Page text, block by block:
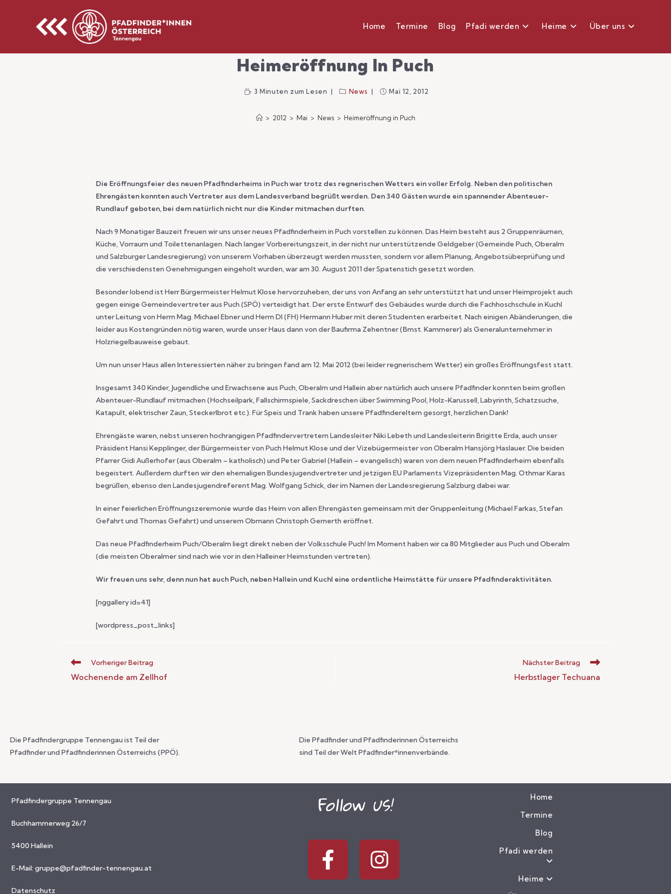
Home Termine Blog Pfadi werden Heime Über uns
Heimeröffnung In Puch
3 Minuten zum Lesen News Mai 12, 2012
> 2012 > Mai > News > Heimeröffnung in Puch
Die Eröffnungsfeier des neuen Pfadfinderheims in Puch war trotz des regnerischen Wetters ein voller Erfolg. Neben den politischen
Ehrengästen konnten auch Vertreter aus dem Landesverband begrüßt werden. Den 340 Gästen wurde ein spannender Abenteuer-
Rundlauf geboten, bei dem natürlich nicht nur die Kinder mitmachen durften.
Nach 9 Monatiger Bauzeit freuen wir uns unser neues Pfadfinderheim in Puch vorstellen zu können. Das Heim besteht aus 2 Gruppenräumen,
Küche, Vorraum und Toilettenanlagen. Nach langer Vorbereitungszeit, in der nicht nur unterstützende Geldgeber (Gemeinde Puch, Oberalm
und Salzburger Landesregierung) von unserem Vorhaben überzeugt werden mussten, sondern vor allem Planung, Angebotsüberprüfung und
die verschiedensten Genehmigungen eingeholt wurden, war am 30. August 2011 der Spatenstich gesetzt worden.
Besonder lobend ist Herr Bürgermeister Helmut Klose hervorzuheben, der uns von Anfang an sehr unterstützt hat und unser Heimprojekt auch
gegen einige Gemeindevertreter aus Puch (SPÖ) verteidigt hat. Der erste Entwurf des Gebäudes wurde durch die Fachhoschschule in Kuchl
unter Leitung von Herrn Mag. Michael Ebner und Herrn DI (FH) Hermann Huber mit deren Studenten erarbeitet. Nach einigen Abänderungen, die
leider aus Kostengründen nötig waren, wurde unser Haus dann von der Baufirma Zehentner (Bmst. Kammerer) als Generalunternehmer in
Holzriegelbauweise gebaut.
Um nun unser Haus allen Interessierten näher zu bringen fand am 12. Mai 2012 (bei leider regnerischem Wetter) ein großes Eröffnungsfest statt.
Insgesamt 340 Kinder, Jugendliche und Erwachsene aus Puch, Oberalm und Hallein aber natürlich auch unsere Pfadfinder konnten beim großen
Abenteuer-Rundlauf mitmachen (Hochseilpark, Fallschirmspiele, Sackdreschen über Swimming Pool, Holz-Karussell, Labyrinth, Schatzsuche,
Katapult, elektrischer Zaun, Steckerlbrot etc.). Für Speis und Trank haben unsere Pfadfindereltern gesorgt, herzlichen Dank!
Ehrengäste waren, nebst unseren hochrangigen Pfadfindervertretern Landesleiter Niki Lebeth und Landesleiterin Brigitte Erda, auch unser
Präsident Hansi Kepplinger, der Bürgermeister von Puch Helmut Klose und der Vizebügermeister von Oberalm Hansjörg Haslauer. Die beiden
Pfarrer Gidi Außerhofer (aus Oberalm – katholisch) und Peter Gabriel (Hallein – evangelisch) waren von dem neuen Pfadfinderheim ebenfalls
begeistert. Außerdem durften wir den ehemaligen Bundesjugendvertreter und jetzigen EU Parlaments Vizepräsidenten Mag. Othmar Karas
begrüßen, ebenso den Landesjugendreferent Mag. Wolfgang Schick, der im Namen der Landesregierung Salzburg dabei war.
In einer feierlichen Eröffnungszeremonie wurde das Heim von allen Ehrengästen gemeinsam mit der Gruppenleitung (Michael Farkas, Stefan
Gefahrt und Thomas Gefahrt) und unserem Obmann Christoph Gernerth eröffnet.
Das neue Pfadfinderheim Puch/Oberalm liegt direkt neben der Volksschule Puch! Im Moment haben wir ca 80 Mitglieder aus Puch und Oberalm
(die meisten Oberalmer sind nach wie vor in den Halleiner Heimstunden vertreten).
Wir freuen uns sehr, denn nun hat auch Puch, neben Hallein und Kuchl eine ordentliche Heimstätte für unsere Pfadfinderaktivitäten.
[nggallery id=41]
[wordpress_post_links]
Vorheriger Beitrag
Wochenende am Zellhof
Nächster Beitrag
Herbstlager Techuana
Die Pfadfindergruppe Tennengau ist Teil der
Pfadfinder und Pfadfinderinnen Österreichs (PPÖ).
Die Pfadfinder und Pfadfinderinnen Österreichs
sind Teil der Welt Pfadfinder*innenverbände.
Pfadfindergruppe Tennengau
Buchhammerweg 26/7
5400 Hallein
E-Mail: gruppe@pfadfinder-tennengau.at
Datenschutz
Follow us!
Home
Termine
Blog
Pfadi werden
Heime